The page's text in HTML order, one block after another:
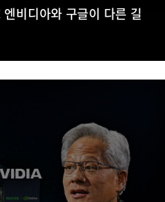
비디아와 구글이 다른 길